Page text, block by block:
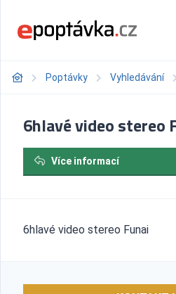
Poptávky Vyhledávání
6hlavé video stereo
Více informací
6hlavé video stereo Funai